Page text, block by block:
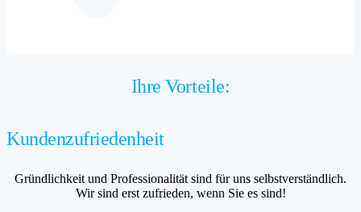
Ihre Vorteile:
Kundenzufriedenheit
Gründlichkeit und Professionalität sind für uns selbstverständlich.
Wir sind erst zufrieden, wenn Sie es sind!